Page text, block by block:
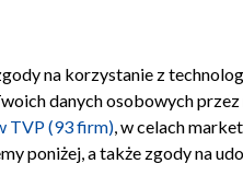
Polityka prywatności
na korzystanie z
danych osobowych
TVP (93 firm), w celach
poniżej, a także zgody na